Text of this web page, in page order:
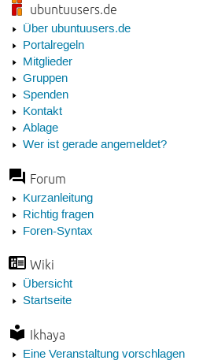
ubuntuusers.de
Über ubuntuusers.de
Portalregeln
Mitglieder
Gruppen
Spenden
Kontakt
Ablage
Wer ist gerade angemeldet?
Forum
Kurzanleitung
Richtig fragen
Foren-Syntax
Wiki
Übersicht
Startseite
Ikhaya
Eine Veranstaltung vorschlagen